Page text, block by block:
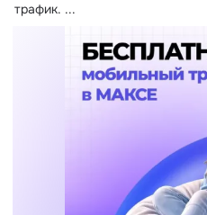
трафик. ...